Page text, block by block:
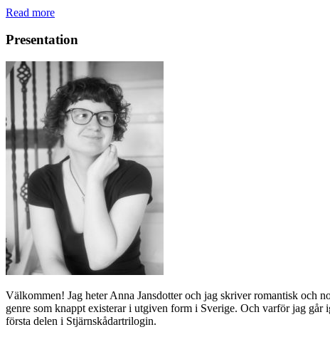
Read more
Presentation
Välkommen! Jag heter Anna Jansdotter och jag skriver romantisk och
genre som knappt existerar i utgiven form i Sverige. Och varför jag går
första delen i Stjärnskådartrilogin.